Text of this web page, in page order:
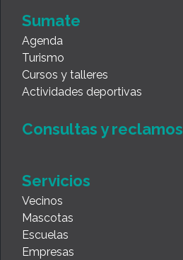
Sumate
Agenda
Turismo
Cursos y talleres
Actividades deportivas
Consultas y reclamos
Servicios
Vecinos
Mascotas
Escuelas
Empresas